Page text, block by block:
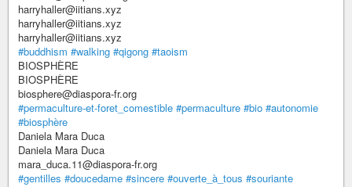
harryhaller@iitians.xyz
harryhaller@iitians.xyz
harryhaller@iitians.xyz
#buddhism #walking #qigong #taoism
BIOSPHÈRE
BIOSPHÈRE
biosphere@diaspora-fr.org
#permaculture-et-foret_comestible #permaculture #bio #autonomie
#biosphère
Daniela Mara Duca
Daniela Mara Duca
mara_duca.11@diaspora-fr.org
#gentilles #doucedame #sincere #ouverte_à_tous #souriante